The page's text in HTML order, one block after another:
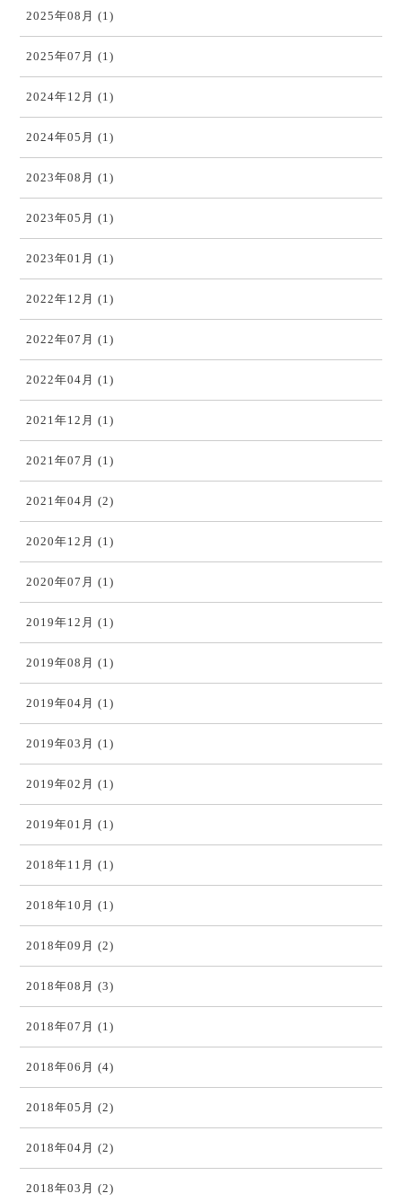
2025年08月 (1)
2025年07月 (1)
2024年12月 (1)
2024年05月 (1)
2023年08月 (1)
2023年05月 (1)
2023年01月 (1)
2022年12月 (1)
2022年07月 (1)
2022年04月 (1)
2021年12月 (1)
2021年07月 (1)
2021年04月 (2)
2020年12月 (1)
2020年07月 (1)
2019年12月 (1)
2019年08月 (1)
2019年04月 (1)
2019年03月 (1)
2019年02月 (1)
2019年01月 (1)
2018年11月 (1)
2018年10月 (1)
2018年09月 (2)
2018年08月 (3)
2018年07月 (1)
2018年06月 (4)
2018年05月 (2)
2018年04月 (2)
2018年03月 (2)